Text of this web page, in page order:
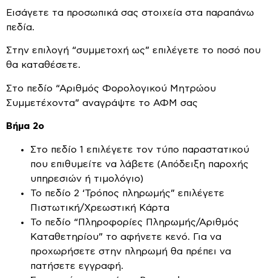
Εισάγετε τα προσωπικά σας στοιχεία στα παραπάνω
πεδία.
Στην επιλογή “συμμετοχή ως” επιλέγετε το ποσό που
θα καταθέσετε.
Στο πεδίο “Αριθμός Φορολογικού Μητρώου
Συμμετέχοντα” αναγράψτε το ΑΦΜ σας
Βήμα 2ο
Στο πεδίο 1 επιλέγετε τον τύπο παραστατικού
που επιθυμείτε να λάβετε (Απόδειξη παροχής
υπηρεσιών ή τιμολόγιο)
Το πεδίο 2 ‘Τρόπος πληρωμής” επιλέγετε
Πιστωτική/Χρεωστική Κάρτα
Το πεδίο “Πληροφορίες Πληρωμής/Αριθμός
Καταθετηρίου” το αφήνετε κενό. Για να
προχωρήσετε στην πληρωμή θα πρέπει να
πατήσετε εγγραφή.